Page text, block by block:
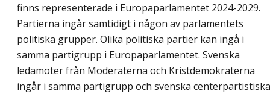
finns representerade i Europaparlamentet 2024-2029.
Partierna ingår samtidigt i någon av parlamentets
politiska grupper. Olika politiska partier kan ingå i
samma partigrupp i Europaparlamentet. Svenska
ledamöter från Moderaterna och Kristdemokraterna
ingår i samma partigrupp och svenska centerpartistiska